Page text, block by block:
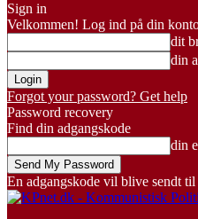
Sign in
Velkommen! Log ind på din
dit
din
Forgot your password? Get help
Password recovery
Find din adgangskode
din
En adgangskode vil blive sendt